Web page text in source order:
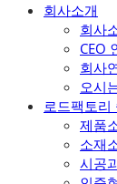
회사소개
회사
CEO
회사
오시
로드팩토리
제품
소재
시공